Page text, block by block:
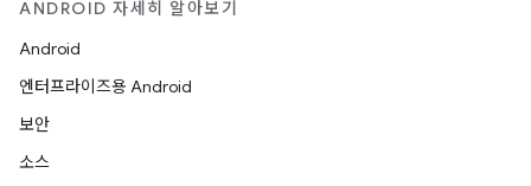
ANDROID 자세히 알아보기
Android
엔터프라이즈용 Android
보안
소스